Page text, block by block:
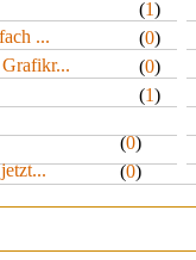
(1)
... (0)
(0)
(1)
(0)
(0)